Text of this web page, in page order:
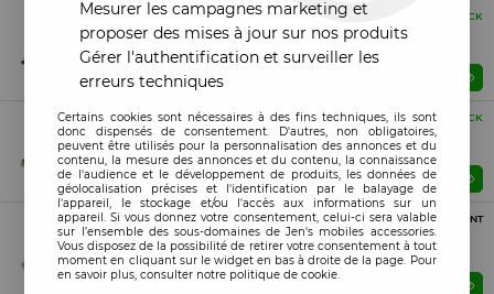
Compatible EN STOCK
Nappe trackpad touchpad MACBOOK AIR 11'' A1370
(année 2012) (593-1525-B)
Prix : Veuillez vous connecter
Compatible EN STOCK
Nappe ecran avec Charnière ecran MACBOOK AIR 11
A1370 (année 2010)
Prix : Veuillez vous connecter
Compatible PROCHAINEMENT
Nappe ecran avec Charnière ecran MACBOOK AIR 11
A1370 (année 2011-2012)
Prix : Veuillez vous connecter
Mesurer les campagnes marketing et
proposer des mises à jour sur nos produits
Gérer l'authentification et surveiller les
erreurs techniques
Certains cookies sont nécessaires à des fins techniques, ils sont
donc dispensés de consentement. D'autres, non obligatoires,
peuvent être utilisés pour la personnalisation des annonces et du
contenu, la mesure des annonces et du contenu, la connaissance
de l'audience et le développement de produits, les données de
géolocalisation précises et l'identification par le balayage de
l'appareil, le stockage et/ou l'accès aux informations sur un
appareil. Si vous donnez votre consentement, celui-ci sera valable
sur l’ensemble des sous-domaines de Jen's mobiles accessories.
Vous disposez de la possibilité de retirer votre consentement à tout
moment en cliquant sur le widget en bas à droite de la page. Pour
en savoir plus, consulter notre politique de cookie.